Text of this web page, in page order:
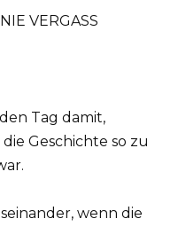
VERGASS
Tag damit,
Geschichte so zu
wenn die